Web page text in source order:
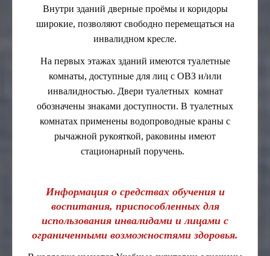
Внутри зданий дверные проёмы и коридоры
широкие, позволяют свободно перемещаться на
инвалидном кресле.
На первых этажах зданий имеются туалетные
комнаты, доступные для лиц с ОВЗ и/или
инвалидностью. Двери туалетных комнат
обозначены знаками доступности. В туалетных
комнатах применены водопроводные краны с
рычажной рукояткой, раковины имеют
стационарный поручень.
Информация о средствах обучения и
воспитания, приспособленных для
использования инвалидами и лицами с
ограниченными возможностями здоровья.